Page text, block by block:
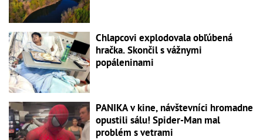
Chlapcovi explodovala obľúbená
hračka. Skončil s vážnymi
popáleninami
PANIKA v kine, návštevníci hromadne
opustili sálu! Spider-Man mal
problém s vetrami